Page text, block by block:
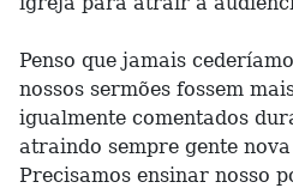
Penso que jamais
nossos sermões fossem
igualmente comentados
atraindo sempre gente
Precisamos ensinar nosso